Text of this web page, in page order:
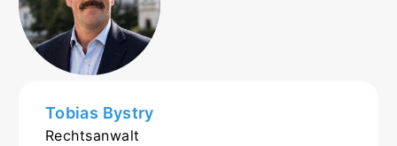
Tobias Bystry
Rechtsanwalt